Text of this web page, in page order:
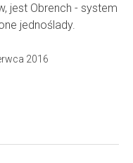
jest Obrench - system
jednoślady.
2016